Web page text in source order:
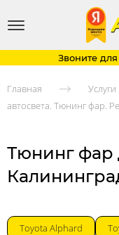
Звоните
Главная Услуги
автосвета. Тюнинг фар.
Тюнинг фар
Toyota Alphard